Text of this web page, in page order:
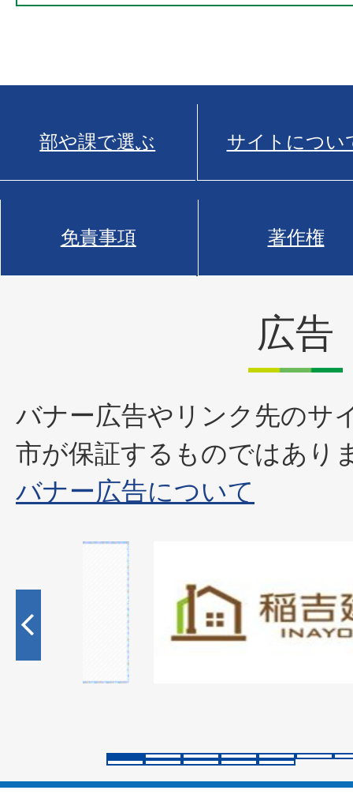
部や課で選ぶ サイトについ
免責事項 著作権
広告
バナー広告やリンク先のサ
市が保証するものではあり
バナー広告について
イ